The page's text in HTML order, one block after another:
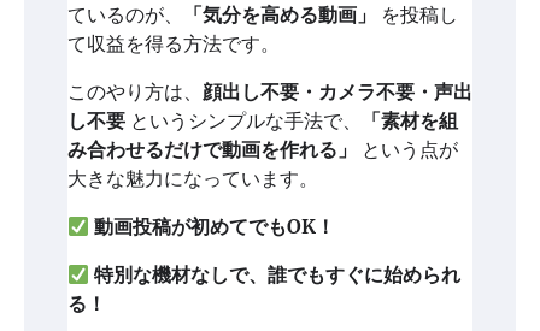
ているのが、
「気分を高める動画」
を投稿し
て収益を得る方法です。
このやり方は、 顔出し不要・カメラ不要・声出
し不要 というシンプルな手法で、
「素材を組
み合わせるだけで動画を作れる」
という点が
大きな魅力になっています。
動画投稿が初めてでもOK！
特別な機材なしで、誰でもすぐに始められ
る！